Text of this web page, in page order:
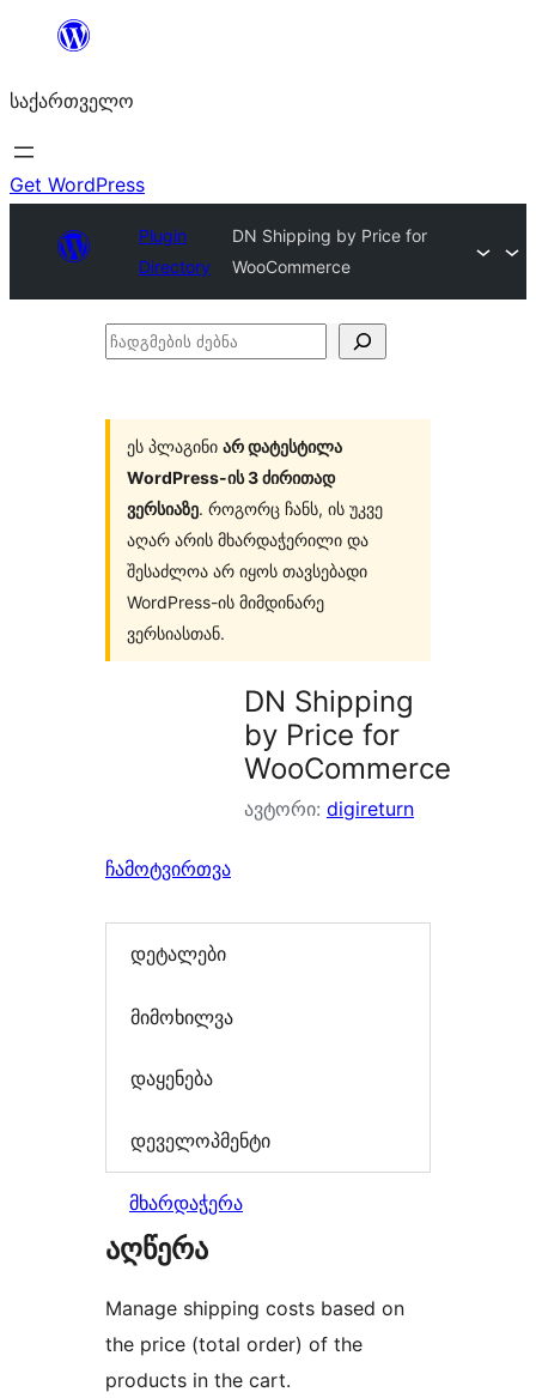
შიგთავსზე
საქართველო
Get WordPress
Plugin
Directory
DN Shipping by Price for
WooCommerce
ჩადგმების
ეს პლაგინი არ დატესტილა
WordPress-ის 3 ძირითად
ვერსიაზე. როგორც ჩანს, ის უკვე
აღარ არის მხარდაჭერილი და
შესაძლოა არ იყოს თავსებადი
WordPress-ის მიმდინარე
ვერსიასთან.
DN Shipping
by Price for
WooCommerce
ავტორი: digireturn
ჩამოტვირთვა
დეტალები
მიმოხილვა
დაყენება
დეველოპმენტი
მხარდაჭერა
აღწერა
Manage shipping costs based on
the price (total order) of the
products in the cart.